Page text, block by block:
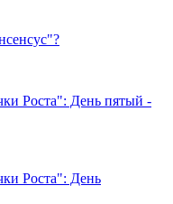
Роста": День пятый -
Роста": День